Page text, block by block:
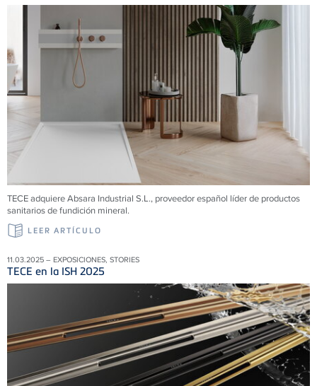
TECE adquiere Absara Industrial S.L., proveedor español líder de productos
sanitarios de fundición mineral.
LEER ARTÍCULO
11.03.2025 – EXPOSICIONES, STORIES
TECE en la ISH 2025